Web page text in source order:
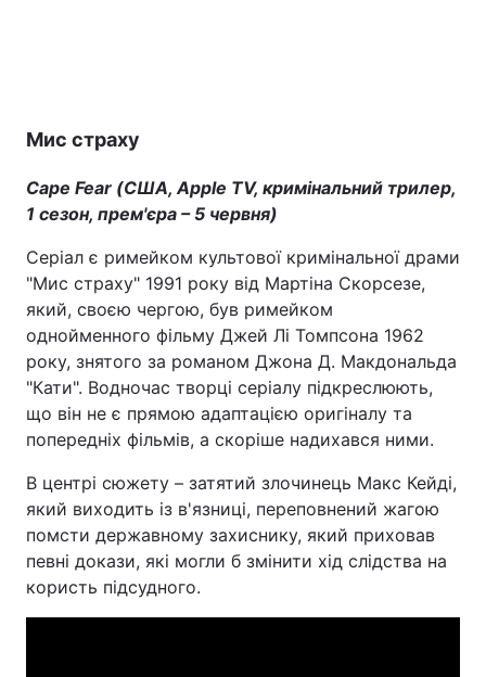
Мис страху
Cape Fear (США, Apple TV, кримінальний трилер,
1 сезон, прем'єра – 5 червня)
Серіал є римейком культової кримінальної драми
"Мис страху" 1991 року від Мартіна Скорсезе,
який, своєю чергою, був римейком
однойменного фільму Джей Лі Томпсона 1962
року, знятого за романом Джона Д. Макдональда
"Кати". Водночас творці серіалу підкреслюють,
що він не є прямою адаптацією оригіналу та
попередніх фільмів, а скоріше надихався ними.
В центрі сюжету – затятий злочинець Макс Кейді,
який виходить із в'язниці, переповнений жагою
помсти державному захиснику, який приховав
певні докази, які могли б змінити хід слідства на
користь підсудного.